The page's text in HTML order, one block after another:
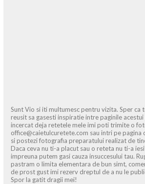
Sunt Vio si iti multumesc pentru vizita. Sper ca
reusit sa gasesti inspiratie intre paginile
incercat deja retetele mele imi poti trimite o
office@caietulcuretete.com sau intri pe pagina
si postezi fotografia preparatului realizat de
Daca ceva nu ti-a placut sau o reteta nu ti-a
impreuna putem gasi cauza insuccesului tau.
pastram o limita elementara de bun simt,
de prost gust imi rezerv dreptul de a nu le
Spor la gatit dragii mei!